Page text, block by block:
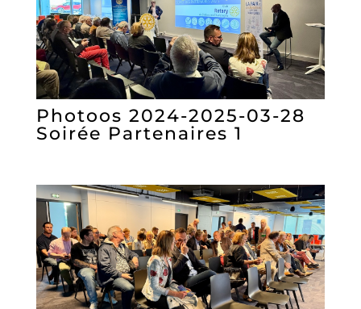
Photoos 2024-2025-03-28
Soirée Partenaires 1